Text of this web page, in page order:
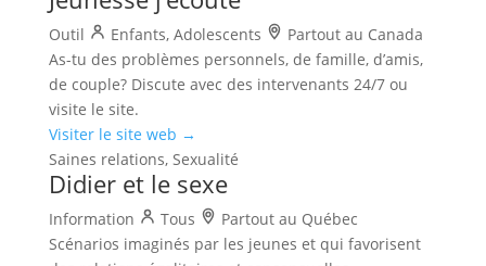
Outil Enfants, Adolescents
Partout au Canada
As-tu des problèmes personnels, de famille, d’amis,
de couple? Discute avec des intervenants 24/7 ou
visite le site.
Visiter le site web →
Saines relations, Sexualité
Didier et le sexe
Information Tous
Partout au Québec
Scénarios imaginés par les jeunes et qui favorisent